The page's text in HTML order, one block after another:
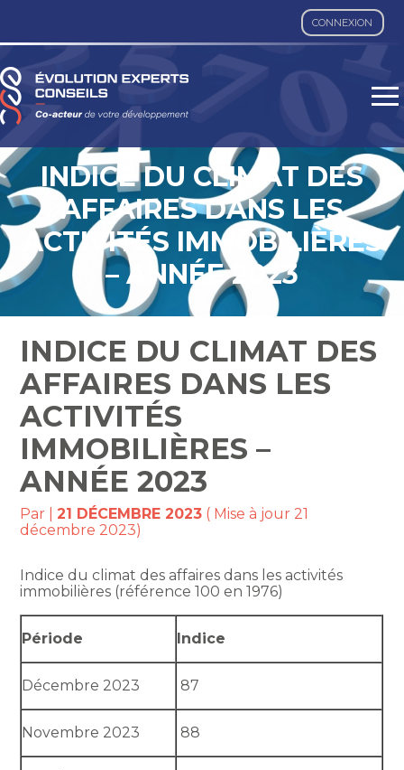
CONNEXION
Aller
au
contenu
INDICE DU CLIMAT DES
AFFAIRES DANS LES
ACTIVITÉS IMMOBILIÈRES
– ANNÉE 2023
INDICE DU CLIMAT DES
AFFAIRES DANS LES
ACTIVITÉS
IMMOBILIÈRES –
ANNÉE 2023
Par |21 DÉCEMBRE 2023 ( Mise à jour 21
décembre 2023)
Indice du climat des affaires dans les activités
immobilières (référence 100 en 1976)
Période Indice
Décembre 2023 87
Novembre 2023 88